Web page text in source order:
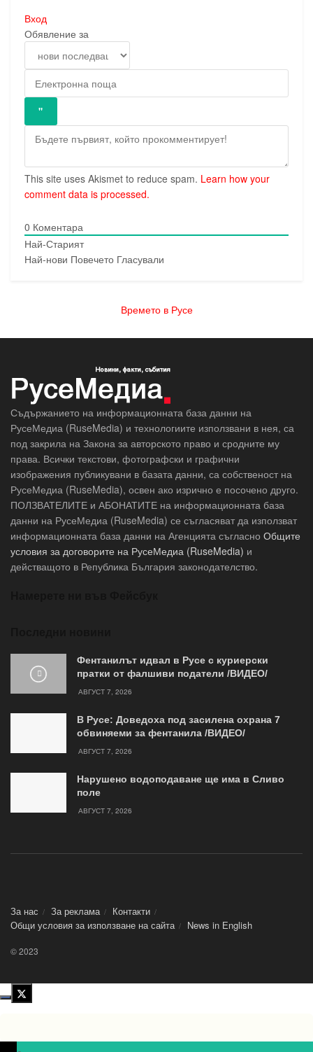
Вход
Обявление за
This site uses Akismet to reduce spam. Learn how your
comment data is processed.
0 Коментара
Най-Старият
Най-нови Повечето Гласували
Времето в Русе
Съдържанието на информационната база данни на
РусеМедиа (RuseMedia) и технологиите използвани в нея, са
под закрила на Закона за авторското право и сродните му
права. Всички текстови, фотографски и графични
изображения публикувани в базата данни, са собственост на
РусеМедиа (RuseMedia), освен ако изрично е посочено друго.
ПОЛЗВАТЕЛИТЕ и АБОНАТИТЕ на информационната база
данни на РусеМедиа (RuseMedia) се съгласяват да използват
информационната база данни на Агенцията съгласно Общите
условия за договорите на РусеМедиа (RuseMedia) и
действащото в Република България законодателство.
Фентанилът идвал в Русе с куриерски
пратки от фалшиви податели /ВИДЕО/
АВГУСТ 7, 2026
В Русе: Доведоха под засилена охрана 7
обвиняеми за фентанила /ВИДЕО/
АВГУСТ 7, 2026
Нарушено водоподаване ще има в Сливо
поле
АВГУСТ 7, 2026
За нас За реклама
Контакти
Общи условия за използване на сайта
News in Еnglish
© 2023